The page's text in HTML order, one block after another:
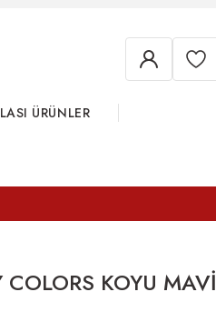
ÜRÜNLER
KOYU MAVİ